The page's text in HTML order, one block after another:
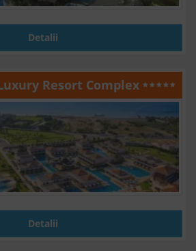
Detalii
Resort Complex
Detalii